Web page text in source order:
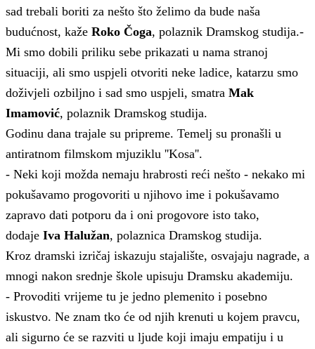
sad trebali boriti za nešto što želimo da bude naša
budućnost, kaže Roko Čoga, polaznik Dramskog studija.-
Mi smo dobili priliku sebe prikazati u nama stranoj
situaciji, ali smo uspjeli otvoriti neke ladice, katarzu smo
doživjeli ozbiljno i sad smo uspjeli, smatra Mak
Imamović, polaznik Dramskog studija.
Godinu dana trajale su pripreme. Temelj su pronašli u
antiratnom filmskom mjuziklu ''Kosa''.
- Neki koji možda nemaju hrabrosti reći nešto - nekako mi
pokušavamo progovoriti u njihovo ime i pokušavamo
zapravo dati potporu da i oni progovore isto tako,
dodaje Iva Halužan, polaznica Dramskog studija.
Kroz dramski izričaj iskazuju stajalište, osvajaju nagrade, a
mnogi nakon srednje škole upisuju Dramsku akademiju.
- Provoditi vrijeme tu je jedno plemenito i posebno
iskustvo. Ne znam tko će od njih krenuti u kojem pravcu,
ali sigurno će se razviti u ljude koji imaju empatiju i u